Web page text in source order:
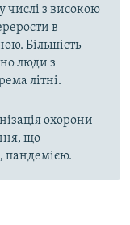
числі з високою
в
Більшість
люди з
літні.
охорони
що
пандемією.